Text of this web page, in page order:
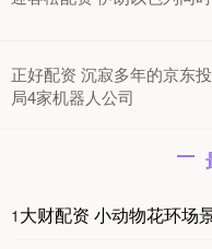
正好配资 沉寂多年的京东
局4家机器人公司
1 大财配资 小动物花环场